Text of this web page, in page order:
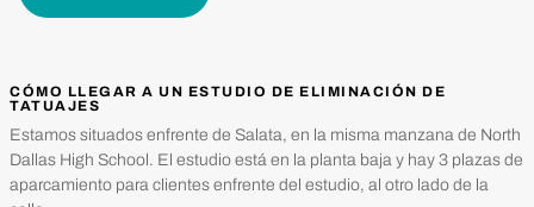
CÓMO LLEGAR A UN ESTUDIO DE ELIMINACIÓN DE
TATUAJES
Estamos situados enfrente de Salata, en la misma manzana de North
Dallas High School. El estudio está en la planta baja y hay 3 plazas de
aparcamiento para clientes enfrente del estudio, al otro lado de la